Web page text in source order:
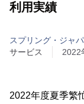
利用実績
スプリング・ジャ
サービス
2022
2022年度夏季繁